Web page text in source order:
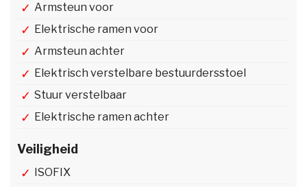
Armsteun voor
Elektrische ramen voor
Armsteun achter
Elektrisch verstelbare bestuurdersstoel
Stuur verstelbaar
Elektrische ramen achter
Veiligheid
ISOFIX